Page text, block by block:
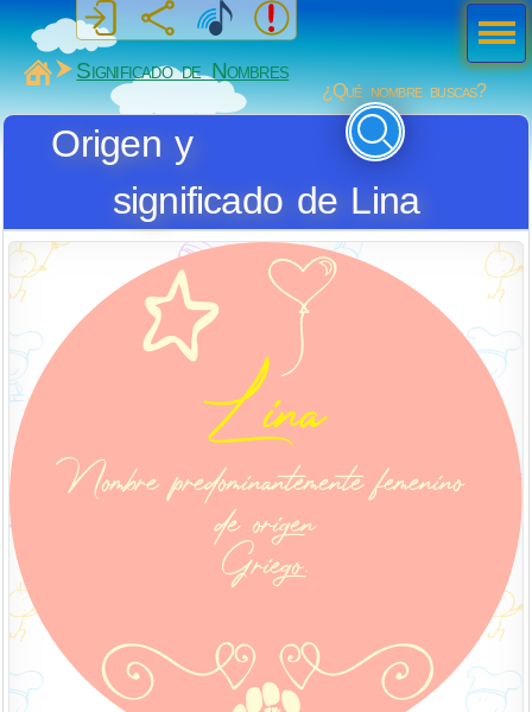
MiSabueso
Significado de Nombres
¿Qué nombre buscas?
Origen y
significado de Lina
Men
ú